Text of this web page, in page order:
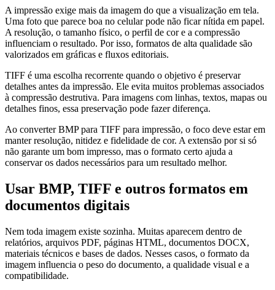
A impressão exige mais da imagem do que a visualização em tela.
Uma foto que parece boa no celular pode não ficar nítida em papel.
A resolução, o tamanho físico, o perfil de cor e a compressão
influenciam o resultado. Por isso, formatos de alta qualidade são
valorizados em gráficas e fluxos editoriais.
TIFF é uma escolha recorrente quando o objetivo é preservar
detalhes antes da impressão. Ele evita muitos problemas associados
à compressão destrutiva. Para imagens com linhas, textos, mapas ou
detalhes finos, essa preservação pode fazer diferença.
Ao converter BMP para TIFF para impressão, o foco deve estar em
manter resolução, nitidez e fidelidade de cor. A extensão por si só
não garante um bom impresso, mas o formato certo ajuda a
conservar os dados necessários para um resultado melhor.
Usar BMP, TIFF e outros formatos em
documentos digitais
Nem toda imagem existe sozinha. Muitas aparecem dentro de
relatórios, arquivos PDF, páginas HTML, documentos DOCX,
materiais técnicos e bases de dados. Nesses casos, o formato da
imagem influencia o peso do documento, a qualidade visual e a
compatibilidade.